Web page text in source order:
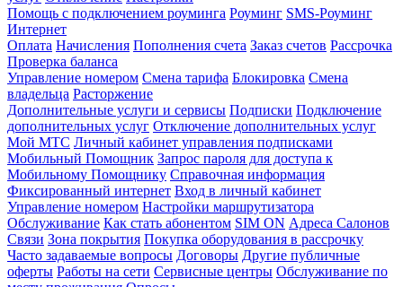
Помощь с подключением роуминга Роуминг SMS-Роуминг
Интернет
Оплата Начисления Пополнения счета Заказ счетов Рассрочка
Проверка баланса
Управление номером Смена тарифа Блокировка Смена
владельца Расторжение
Дополнительные услуги и сервисы Подписки Подключение
дополнительных услуг Отключение дополнительных услуг
Мой МТС Личный кабинет управления подписками
Мобильный Помощник Запрос пароля для доступа к
Мобильному Помощнику Справочная информация
Фиксированный интернет Вход в личный кабинет
Управление номером Настройки маршрутизатора
Обслуживание Как стать абонентом SIM ON Адреса Салонов
Связи Зона покрытия Покупка оборудования в рассрочку
Часто задаваемые вопросы Договоры Другие публичные
оферты Работы на сети Сервисные центры Обслуживание по